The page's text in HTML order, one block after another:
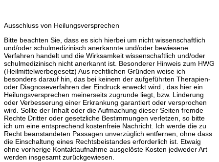
Ausschluss von Heilungsversprechen
Bitte beachten Sie, dass es sich hierbei um nicht wissenschaftlich
und/oder schulmedizinisch anerkannte und/oder bewiesene
Verfahren handelt und die Wirksamkeit wissenschaftlich und/oder
schulmedizinisch nicht anerkannt ist. Besonderer Hinweis zum HWG
(Heilmittelwerbegesetz) Aus rechtlichen Gründen weise ich
besonders darauf hin, das bei keinem der aufgeführten Therapien-
oder Diagnoseverfahren der Eindruck erweckt wird , das hier ein
Heilungsversprechen meinerseits zugrunde liegt, bzw. Linderung
oder Verbesserung einer Erkrankung garantiert oder versprochen
wird. Sollte der Inhalt oder die Aufmachung dieser Seiten fremde
Rechte Dritter oder gesetzliche Bestimmungen verletzen, so bitte
ich um eine entsprechend kostenfreie Nachricht. Ich werde die zu
Recht beanstandeten Passagen unverzüglich entfernen, ohne dass
die Einschaltung eines Rechtsbeistandes erforderlich ist. Etwaig
ohne vorherige Kontaktaufnahme ausgelöste Kosten jedweder Art
werden insgesamt zurückgewiesen.